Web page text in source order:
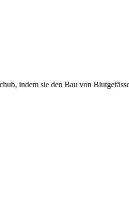
indem sie den Bau von